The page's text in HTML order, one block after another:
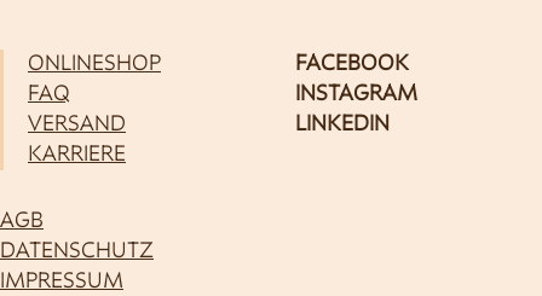
ONLINESHOP
FAQ
VERSAND
KARRIERE
FACEBOOK
INSTAGRAM
LINKEDIN
AGB
DATENSCHUTZ
IMPRESSUM